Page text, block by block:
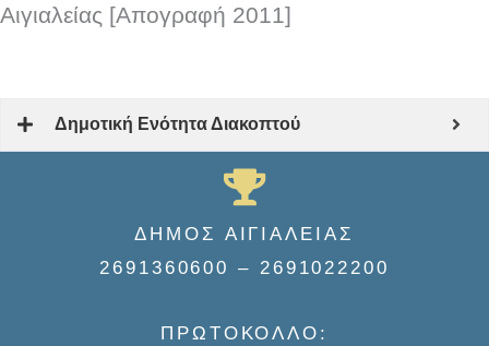
Αιγιαλείας [Απογραφή 2011]
Δημοτική Ενότητα Διακοπτού
ΔΗΜΟΣ ΑΙΓΙΑΛΕΙΑΣ
2691360600 – 2691022200
ΠΡΩΤΟΚΟΛΛΟ: